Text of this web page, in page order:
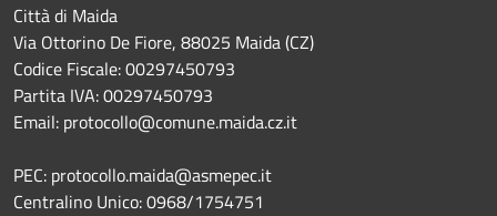
Città di Maida
Via Ottorino De Fiore, 88025 Maida (CZ)
Codice Fiscale: 00297450793
Partita IVA: 00297450793
Email: protocollo@comune.maida.cz.it
PEC: protocollo.maida@asmepec.it
Centralino Unico: 0968/1754751